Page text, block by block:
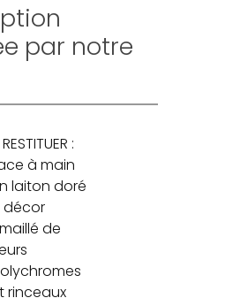
par notre
:
à main
laiton doré
décor
de
rinceaux